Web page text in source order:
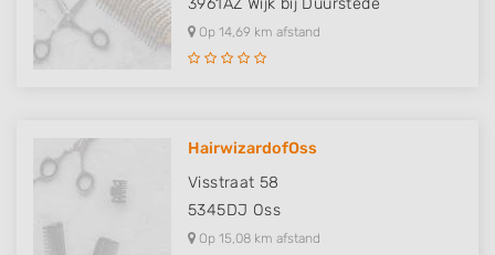
3961AZ Wijk bij Duurstede
Op 14,69 km afstand
HairwizardofOss
Visstraat 58
5345DJ Oss
Op 15,08 km afstand